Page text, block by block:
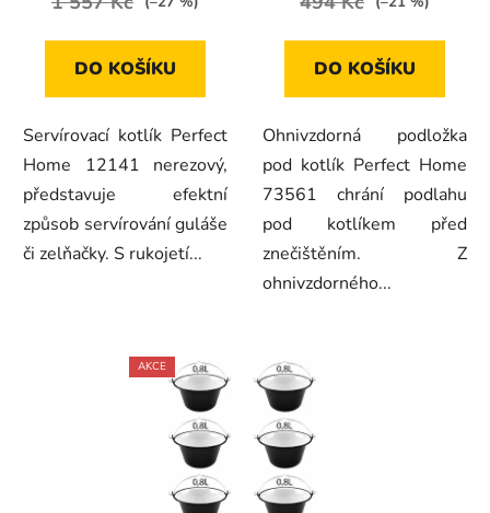
DO KOŠÍKU
Servírovací kotlík Perfect
Home 12141 nerezový,
představuje efektní
způsob servírování guláše
či zelňačky. S rukojetí...
DO KOŠÍKU
Ohnivzdorná podložka
pod kotlík Perfect Home
73561 chrání podlahu
pod kotlíkem před
znečištěním. Z
ohnivzdorného...
AKCE